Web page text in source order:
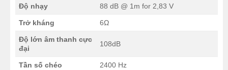
Độ nhạy 88 dB @ 1m for 2,83 V
Trở kháng 6Ω
Độ lớn âm thanh cực
đại
108dB
Tần số chéo 2400 Hz